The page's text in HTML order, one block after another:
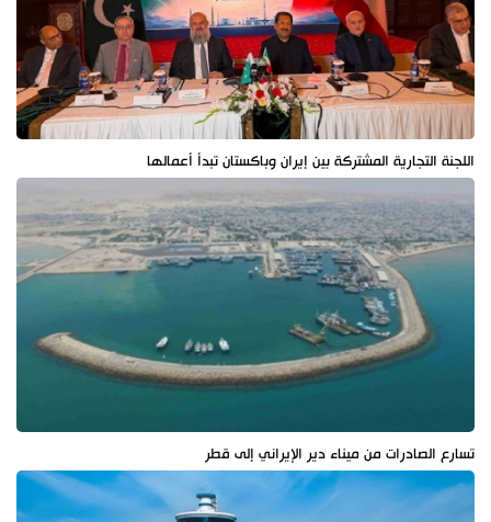
اللجنة التجارية المشتركة بين إيران وباكستان تبدأ أعمالها
تسارع الصادرات من ميناء دير الإيراني إلى قطر